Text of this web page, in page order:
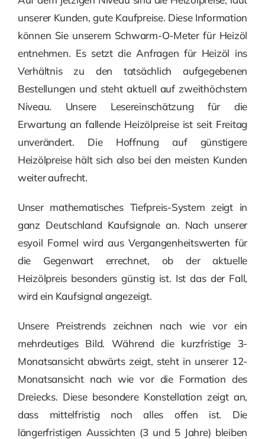
unserer Kunden, gute Kaufpreise. Diese Information
können Sie unserem Schwarm-O-Meter für Heizöl
entnehmen. Es setzt die Anfragen für Heizöl ins
Verhältnis zu den tatsächlich aufgegebenen
Bestellungen und steht aktuell auf zweithöchstem
Niveau. Unsere Lesereinschätzung für die
Erwartung an fallende Heizölpreise ist seit Freitag
unverändert. Die Hoffnung auf günstigere
Heizölpreise hält sich also bei den meisten Kunden
weiter aufrecht.
Unser mathematisches Tiefpreis-System zeigt in
ganz Deutschland Kaufsignale an. Nach unserer
esyoil Formel wird aus Vergangenheitswerten für
die Gegenwart errechnet, ob der aktuelle
Heizölpreis besonders günstig ist. Ist das der Fall,
wird ein Kaufsignal angezeigt.
Unsere Preistrends zeichnen nach wie vor ein
mehrdeutiges Bild. Während die kurzfristige 3-
Monatsansicht abwärts zeigt, steht in unserer 12-
Monatsansicht nach wie vor die Formation des
Dreiecks. Diese besondere Konstellation zeigt an,
dass mittelfristig noch alles offen ist. Die
längerfristigen Aussichten (3 und 5 Jahre) bleiben